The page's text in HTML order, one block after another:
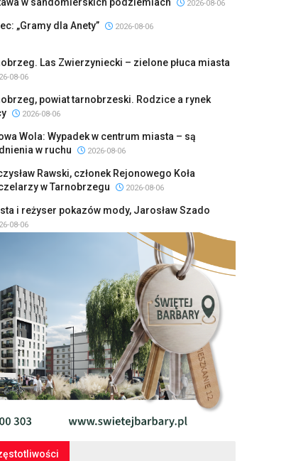
2026-08-06
„Gramy dla Anety” 2026-08-06
Las Zwierzyniecki – zielone płuca miasta
08-06
powiat tarnobrzeski. Rodzice a rynek
2026-08-06
Wola: Wypadek w centrum miasta – są
w ruchu
2026-08-06
Rawski, członek Rejonowego Koła
w Tarnobrzegu
2026-08-06
i reżyser pokazów mody, Jarosław Szado
08-06